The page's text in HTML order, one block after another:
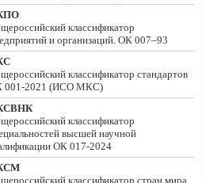
классификатор
и организаций. ОК 007–93
классификатор стандартов
001-2021 (ИСО МКС)
классификатор
высшей научной
ОК 017-2024
классификатор стран мира